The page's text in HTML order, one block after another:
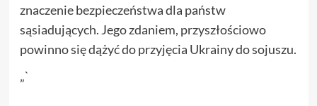
znaczenie bezpieczeństwa dla państw
sąsiadujących. Jego zdaniem, przyszłościowo
powinno się dążyć do przyjęcia Ukrainy do sojuszu.
„`